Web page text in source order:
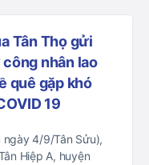
Tân Thọ gửi
nhân lao
quê gặp khó
19
4/9/Tân Sửu),
Hiệp A, huyện